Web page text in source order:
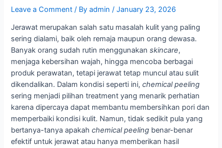
Leave a Comment / Byadmin/January 23, 2026
Jerawat merupakan salah satu masalah kulit yang paling
sering dialami, baik oleh remaja maupun orang dewasa.
Banyak orang sudah rutin menggunakanskincare,
menjaga kebersihan wajah, hingga mencoba berbagai
produk perawatan, tetapi jerawat tetap muncul atau sulit
dikendalikan. Dalam kondisi seperti ini,chemical peeling
sering menjadi pilihan treatment yang menarik perhatian
karena dipercaya dapat membantu membersihkan pori dan
memperbaiki kondisi kulit. Namun, tidak sedikit pula yang
bertanya-tanya apakahchemical peeling benar-benar
efektif untuk jerawat atau hanya memberikan hasil